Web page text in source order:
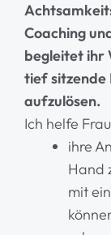
Coaching
begleitet ihr
tief sitzende
aufzulösen.
Ich helfe
ihre
Hand
mit